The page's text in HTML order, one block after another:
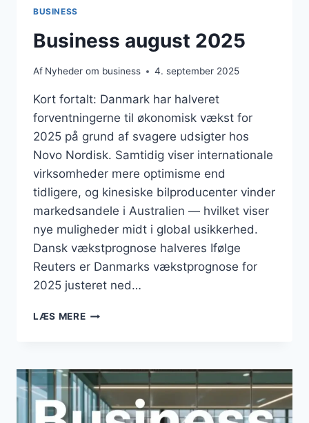
BUSINESS
Business august 2025
Af Nyheder om business 4. september 2025
Kort fortalt: Danmark har halveret
forventningerne til økonomisk vækst for
2025 på grund af svagere udsigter hos
Novo Nordisk. Samtidig viser internationale
virksomheder mere optimisme end
tidligere, og kinesiske bilproducenter vinder
markedsandele i Australien — hvilket viser
nye muligheder midt i global usikkerhed.
Dansk vækstprognose halveres Ifølge
Reuters er Danmarks vækstprognose for
2025 justeret ned…
LÆS MEREBUSINESS